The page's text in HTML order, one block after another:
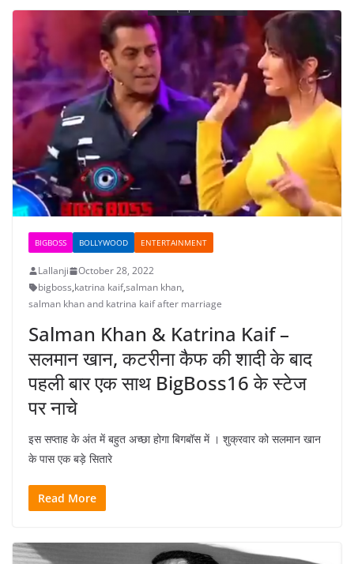
BIGBOSS BOLLYWOOD ENTERTAINMENT
Lallanji
October 28, 2022
bigboss,katrina kaif,salman khan,
salman khan and katrina kaif after marriage
Salman Khan & Katrina Kaif –
सलमान खान, कटरीना कैफ की शादी के बाद
पहली बार एक साथ BigBoss16 के स्टेज
पर नाचे
इस सप्ताह के अंत में बहुत अच्छा होगा बिगबॉस में । शुक्रवार को सलमान खान
के पास एक बड़े सितारे
Read More